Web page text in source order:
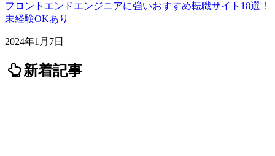
フロントエンドエンジニアに強いおすすめ転職サイト18選！
未経験OKあり
2024年1月7日
新着記事